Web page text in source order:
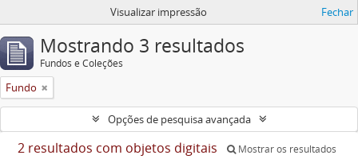
Visualizar impressão Fechar
Mostrando 3 resultados
Fundos e Coleções
Fundo
Opções de pesquisa avançada
2 resultados com objetos digitais
Mostrar os resultados